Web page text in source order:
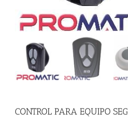
CONTROL PARA EQUIPO